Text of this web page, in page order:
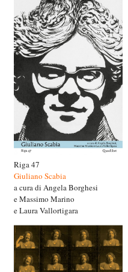
Riga 47
Giuliano Scabia
a cura di Angela Borghesi
e Massimo Marino
e Laura Vallortigara